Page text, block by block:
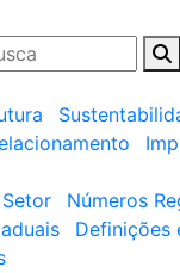
Números
Definições